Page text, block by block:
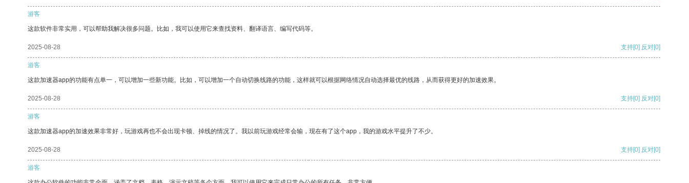
游客
这款软件非常实用，可以帮助我解决很多问题。比如，我可以使用它来查找资料、翻译语言、编写代码等。
2025-08-28 支持[0] 反对[0]
游客
这款加速器app的功能有点单一，可以增加一些新功能。比如，可以增加一个自动切换线路的功能，这样就可以根据网络情况自动选择最优的线路，从而获得更好的加速效果。
2025-08-28 支持[0] 反对[0]
游客
这款加速器app的加速效果非常好，玩游戏再也不会出现卡顿、掉线的情况了。我以前玩游戏经常会输，现在有了这个app，我的游戏水平提升了不少。
2025-08-28 支持[0] 反对[0]
游客